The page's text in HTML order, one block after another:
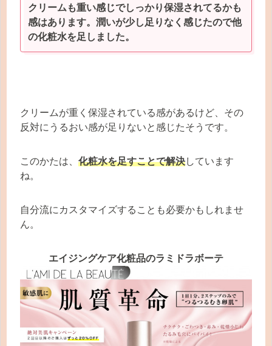
クリームも重い感じでしっかり保湿されてるかも
感はあります。潤いが少し足りなく感じたので他
の化粧水を足しました。
クリームが重く保湿されている感があるけど、その
反対にうるおい感が足りないと感じたそうです。
このかたは、 化粧水を足すことで解決しています
ね。
自分流にカスタマイズすることも必要かもしれませ
ん。
エイジングケア化粧品のラミドラボーテ